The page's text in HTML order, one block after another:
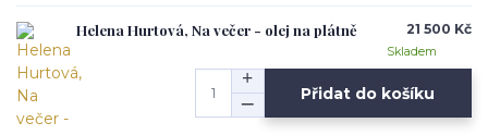
Helena Hurtová, Na večer - olej na plátně 21 500 Kč
Skladem
Přidat do košíku